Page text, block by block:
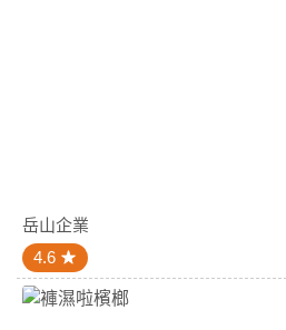
岳山企業
4.6